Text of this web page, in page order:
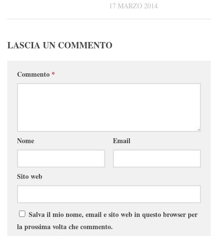
17 MARZO 2014
LASCIA UN COMMENTO
Commento *
Nome Email
Sito web
Salva il mio nome, email e sito web in questo browser per
la prossima volta che commento.